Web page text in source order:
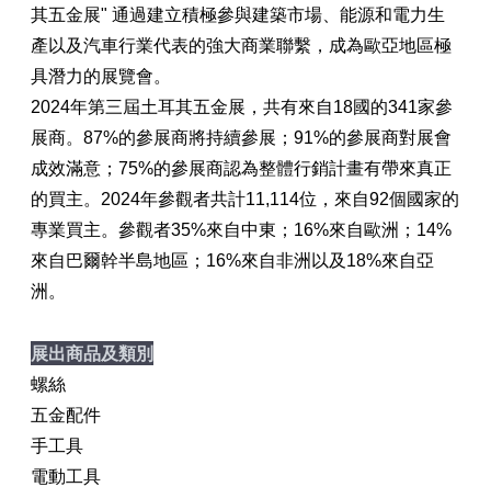
其五金展" 通過建立積極參與建築市場、能源和電力生
產以及汽車行業代表的強大商業聯繫，成為歐亞地區極
具潛力的展覽會。
2024年第三屆土耳其五金展，共有來自18國的341家參
展商。87%的參展商將持續參展；91%的參展商對展會
成效滿意；75%的參展商認為整體行銷計畫有帶來真正
的買主。2024年參觀者共計11,114位，來自92個國家的
專業買主。參觀者35%來自中東；16%來自歐洲；14%
來自巴爾幹半島地區；16%來自非洲以及18%來自亞
洲。
展出商品及類別
螺絲
五金配件
手工具
電動工具